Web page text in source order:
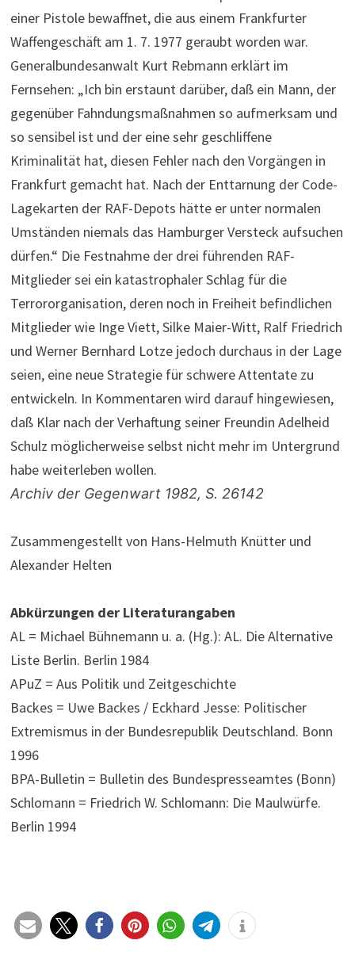
einer Pistole bewaffnet, die aus einem Frankfurter
Waffengeschäft am 1. 7. 1977 geraubt worden war.
Generalbundesanwalt Kurt Rebmann erklärt im
Fernsehen: „Ich bin erstaunt darüber, daß ein Mann, der
gegenüber Fahndungsmaßnahmen so aufmerksam und
so sensibel ist und der eine sehr geschliffene
Kriminalität hat, diesen Fehler nach den Vorgängen in
Frankfurt gemacht hat. Nach der Enttarnung der Code-
Lagekarten der RAF-Depots hätte er unter normalen
Umständen niemals das Hamburger Versteck aufsuchen
dürfen.“ Die Festnahme der drei führenden RAF-
Mitglieder sei ein katastrophaler Schlag für die
Terrororganisation, deren noch in Freiheit befindlichen
Mitglieder wie Inge Viett, Silke Maier-Witt, Ralf Friedrich
und Werner Bernhard Lotze jedoch durchaus in der Lage
seien, eine neue Strategie für schwere Attentate zu
entwickeln. In Kommentaren wird darauf hingewiesen,
daß Klar nach der Verhaftung seiner Freundin Adelheid
Schulz möglicherweise selbst nicht mehr im Untergrund
habe weiterleben wollen.
Archiv der Gegenwart 1982, S. 26142
Zusammengestellt von Hans-Helmuth Knütter und
Alexander Helten
Abkürzungen der Literaturangaben
AL = Michael Bühnemann u. a. (Hg.): AL. Die Alternative
Liste Berlin. Berlin 1984
APuZ = Aus Politik und Zeitgeschichte
Backes = Uwe Backes / Eckhard Jesse: Politischer
Extremismus in der Bundesrepublik Deutschland. Bonn
1996
BPA-Bulletin = Bulletin des Bundespresseamtes (Bonn)
Schlomann = Friedrich W. Schlomann: Die Maulwürfe.
Berlin 1994